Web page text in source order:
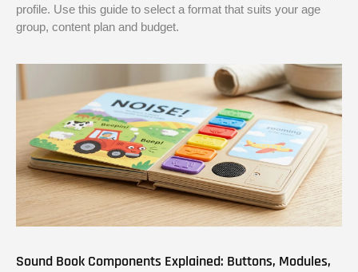
profile. Use this guide to select a format that suits your age
group, content plan and budget.
Sound Book Components Explained: Buttons, Modules,